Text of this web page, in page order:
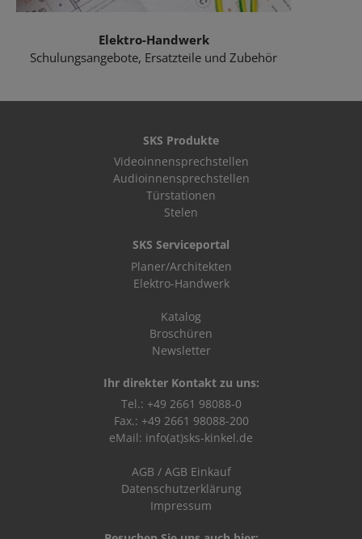
Elektro-Handwerk
Schulungsangebote, Ersatzteile und Zubehör
SKS Produkte
Videoinnensprechstellen
Audioinnensprechstellen
Türstationen
Stelen
SKS Serviceportal
Planer/Architekten
Elektro-Handwerk
Katalog
Broschüren
Newsletter
Ihr direkter Kontakt zu uns:
Tel.: +49 2661 98088-0
Fax.: +49 2661 98088-200
eMail: info(at)sks-kinkel.de
AGB / AGB Einkauf
Datenschutzerklärung
Impressum